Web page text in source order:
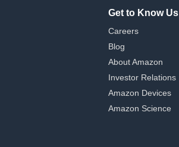
Get to Know Us
Careers
Blog
About Amazon
Investor Relations
Amazon Devices
Amazon Science